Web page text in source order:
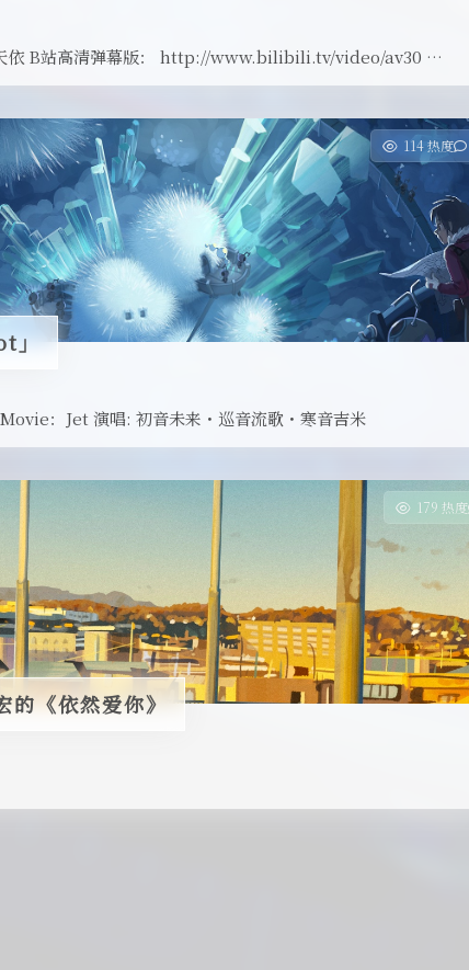
依 B站高清弹幕版： http://www.bilibili.tv/video/av30 …
114 热度
」
：Jet 演唱: 初音未来・巡音流歌・寒音吉米
179 热度
的《依然爱你》